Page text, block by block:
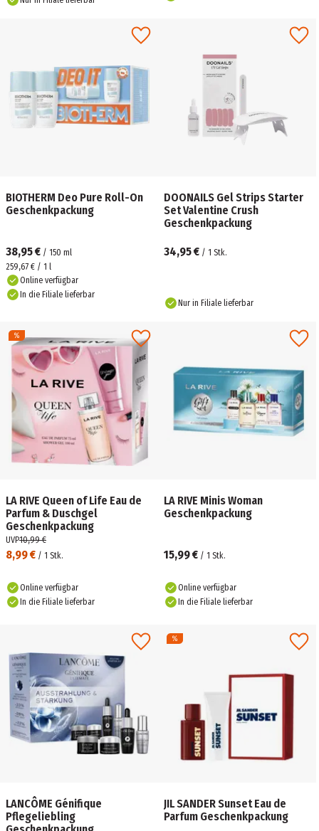
BIOTHERM Deo Pure Roll-On
Geschenkpackung
38,95 € / 150 ml
259,67 € / 1 l
Online verfügbar
In die Filiale lieferbar
DOONAILS Gel Strips Starter
Set Valentine Crush
Geschenkpackung
34,95 € / 1 Stk.
Nur in Filiale lieferbar
LA RIVE Queen of Life Eau de
Parfum & Duschgel
Geschenkpackung
8,99 € / 1 Stk.
UVP10,99 €
Online verfügbar
In die Filiale lieferbar
LA RIVE Minis Woman
Geschenkpackung
15,99 € / 1 Stk.
Online verfügbar
In die Filiale lieferbar
LANCÔME Génifique
Pflegeliebling
JIL SANDER Sunset Eau de
Parfum Geschenkpackung